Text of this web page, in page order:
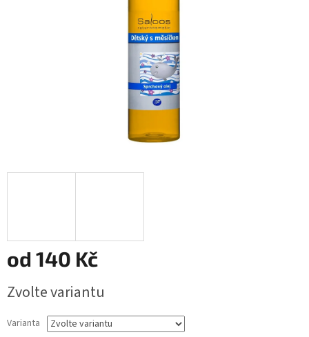
od 140 Kč
cena:
Zvolte variantu
Varianta